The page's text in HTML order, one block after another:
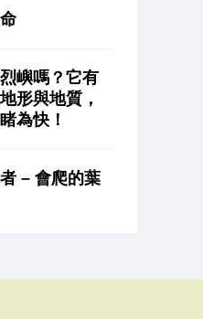
嶼嗎？它有
形與地質，
為快！
– 會爬的葉